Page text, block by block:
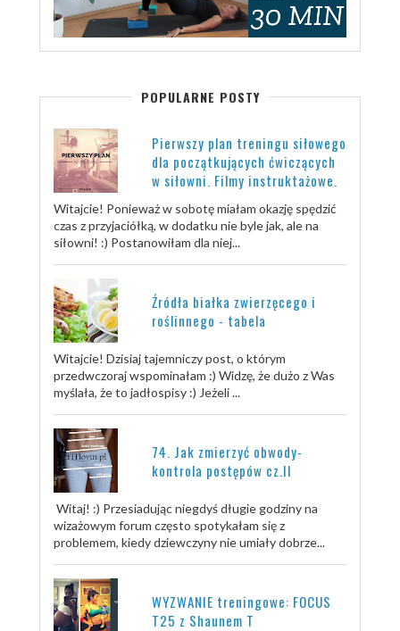
POPULARNE POSTY
Pierwszy plan treningu siłowego
dla początkujących ćwiczących
w siłowni. Filmy instruktażowe.
Witajcie! Ponieważ w sobotę miałam okazję spędzić
czas z przyjaciółką, w dodatku nie byle jak, ale na
siłowni! :) Postanowiłam dla niej...
Źródła białka zwierzęcego i
roślinnego - tabela
Witajcie! Dzisiaj tajemniczy post, o którym
przedwczoraj wspominałam :) Widzę, że dużo z Was
myślała, że to jadłospisy :) Jeżeli ...
74. Jak zmierzyć obwody-
kontrola postępów cz.II
Witaj! :) Przesiadując niegdyś długie godziny na
wizażowym forum często spotykałam się z
problemem, kiedy dziewczyny nie umiały dobrze...
WYZWANIE treningowe: FOCUS
T25 z Shaunem T